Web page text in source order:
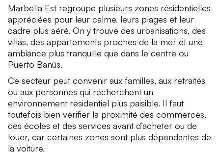
Marbella Est regroupe plusieurs zones résidentielles
appréciées pour leur calme, leurs plages et leur
cadre plus aéré. On y trouve des urbanisations, des
villas, des appartements proches de la mer et une
ambiance plus tranquille que dans le centre ou
Puerto Banús.
Ce secteur peut convenir aux familles, aux retraités
ou aux personnes qui recherchent un
environnement résidentiel plus paisible. Il faut
toutefois bien vérifier la proximité des commerces,
des écoles et des services avant d’acheter ou de
louer, car certaines zones sont plus dépendantes de
la voiture.